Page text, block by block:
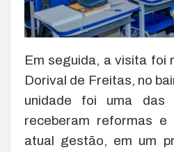
Em seguida, a visita foi
Dorival de Freitas, no
unidade foi uma das
receberam reformas e
atual gestão, em um